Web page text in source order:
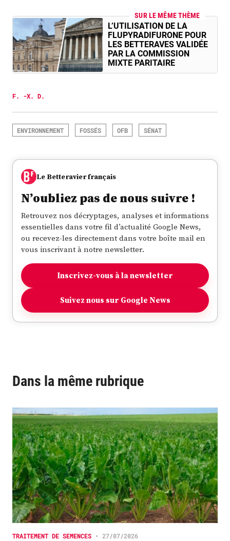
SUR LE MÊME THÈME
L’UTILISATION DE LA
FLUPYRADIFURONE POUR
LES BETTERAVES VALIDÉE
PAR LA COMMISSION
MIXTE PARITAIRE
F. -X. D.
ENVIRONNEMENT FOSSÉS OFB SÉNAT
Le Betteravier français
N’oubliez pas de nous suivre !
Retrouvez nos décryptages, analyses et informations
essentielles dans votre fil d’actualité Google News,
ou recevez-les directement dans votre boîte mail en
vous inscrivant à notre newsletter.
Inscrivez-vous à la newsletter
Suivez nous sur Google News
Dans la même rubrique
TRAITEMENT DE SEMENCES • 27/07/2026